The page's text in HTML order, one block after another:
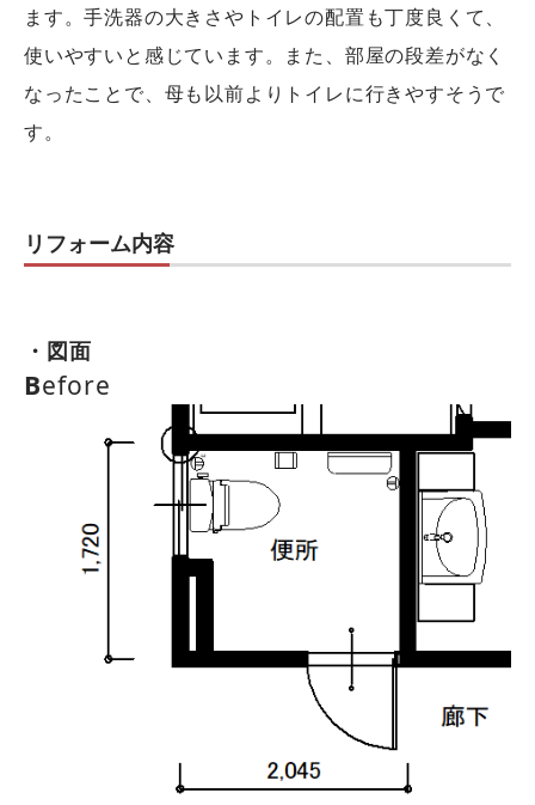
ます。手洗器の大きさやトイレの配置も丁度良くて、
使いやすいと感じています。また、部屋の段差がなく
なったことで、母も以前よりトイレに行きやすそうで
す。
リフォーム内容
・図面
Before